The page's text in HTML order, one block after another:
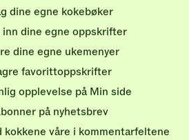
dine egne kokebøker
inn dine egne oppskrifter
dine egne ukemenyer
favorittoppskrifter
opplevelse på Min side
på nyhetsbrev
kokkene våre i kommentarfeltene